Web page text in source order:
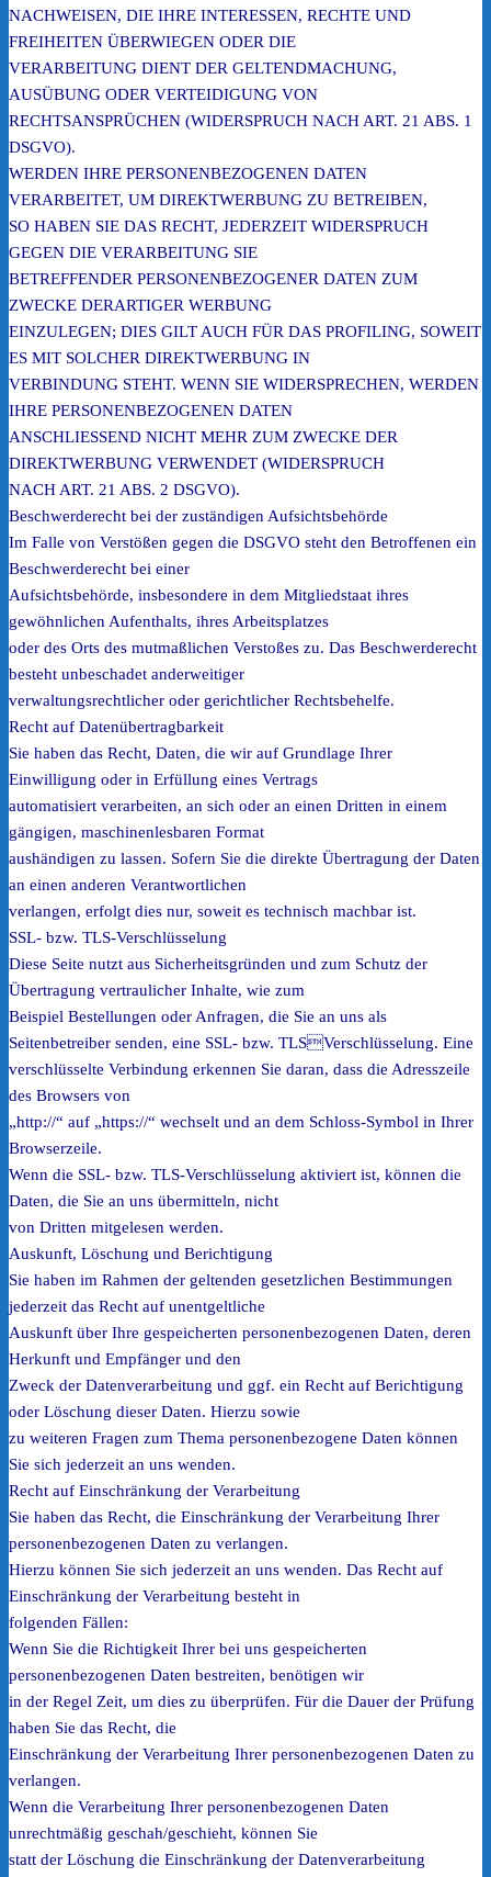
NACHWEISEN, DIE IHRE INTERESSEN, RECHTE UND
FREIHEITEN ÜBERWIEGEN ODER DIE
VERARBEITUNG DIENT DER GELTENDMACHUNG,
AUSÜBUNG ODER VERTEIDIGUNG VON
RECHTSANSPRÜCHEN (WIDERSPRUCH NACH ART. 21 ABS. 1
DSGVO).
WERDEN IHRE PERSONENBEZOGENEN DATEN
VERARBEITET, UM DIREKTWERBUNG ZU BETREIBEN,
SO HABEN SIE DAS RECHT, JEDERZEIT WIDERSPRUCH
GEGEN DIE VERARBEITUNG SIE
BETREFFENDER PERSONENBEZOGENER DATEN ZUM
ZWECKE DERARTIGER WERBUNG
EINZULEGEN; DIES GILT AUCH FÜR DAS PROFILING, SOWEIT
ES MIT SOLCHER DIREKTWERBUNG IN
VERBINDUNG STEHT. WENN SIE WIDERSPRECHEN, WERDEN
IHRE PERSONENBEZOGENEN DATEN
ANSCHLIESSEND NICHT MEHR ZUM ZWECKE DER
DIREKTWERBUNG VERWENDET (WIDERSPRUCH
NACH ART. 21 ABS. 2 DSGVO).
Beschwerderecht bei der zuständigen Aufsichtsbehörde
Im Falle von Verstößen gegen die DSGVO steht den Betroffenen ein
Beschwerderecht bei einer
Aufsichtsbehörde, insbesondere in dem Mitgliedstaat ihres
gewöhnlichen Aufenthalts, ihres Arbeitsplatzes
oder des Orts des mutmaßlichen Verstoßes zu. Das Beschwerderecht
besteht unbeschadet anderweitiger
verwaltungsrechtlicher oder gerichtlicher Rechtsbehelfe.
Recht auf Datenübertragbarkeit
Sie haben das Recht, Daten, die wir auf Grundlage Ihrer
Einwilligung oder in Erfüllung eines Vertrags
automatisiert verarbeiten, an sich oder an einen Dritten in einem
gängigen, maschinenlesbaren Format
aushändigen zu lassen. Sofern Sie die direkte Übertragung der Daten
an einen anderen Verantwortlichen
verlangen, erfolgt dies nur, soweit es technisch machbar ist.
SSL- bzw. TLS-Verschlüsselung
Diese Seite nutzt aus Sicherheitsgründen und zum Schutz der
Übertragung vertraulicher Inhalte, wie zum
Beispiel Bestellungen oder Anfragen, die Sie an uns als
Seitenbetreiber senden, eine SSL- bzw. TLSVerschlüsselung. Eine
verschlüsselte Verbindung erkennen Sie daran, dass die Adresszeile
des Browsers von
„http://“ auf „https://“ wechselt und an dem Schloss-Symbol in Ihrer
Browserzeile.
Wenn die SSL- bzw. TLS-Verschlüsselung aktiviert ist, können die
Daten, die Sie an uns übermitteln, nicht
von Dritten mitgelesen werden.
Auskunft, Löschung und Berichtigung
Sie haben im Rahmen der geltenden gesetzlichen Bestimmungen
jederzeit das Recht auf unentgeltliche
Auskunft über Ihre gespeicherten personenbezogenen Daten, deren
Herkunft und Empfänger und den
Zweck der Datenverarbeitung und ggf. ein Recht auf Berichtigung
oder Löschung dieser Daten. Hierzu sowie
zu weiteren Fragen zum Thema personenbezogene Daten können
Sie sich jederzeit an uns wenden.
Recht auf Einschränkung der Verarbeitung
Sie haben das Recht, die Einschränkung der Verarbeitung Ihrer
personenbezogenen Daten zu verlangen.
Hierzu können Sie sich jederzeit an uns wenden. Das Recht auf
Einschränkung der Verarbeitung besteht in
folgenden Fällen:
Wenn Sie die Richtigkeit Ihrer bei uns gespeicherten
personenbezogenen Daten bestreiten, benötigen wir
in der Regel Zeit, um dies zu überprüfen. Für die Dauer der Prüfung
haben Sie das Recht, die
Einschränkung der Verarbeitung Ihrer personenbezogenen Daten zu
verlangen.
Wenn die Verarbeitung Ihrer personenbezogenen Daten
unrechtmäßig geschah/geschieht, können Sie
statt der Löschung die Einschränkung der Datenverarbeitung